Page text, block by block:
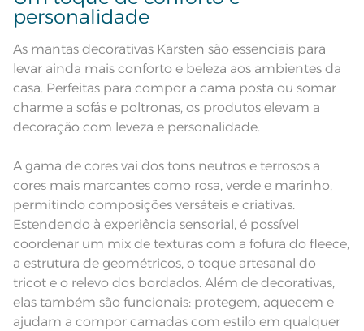
Acabamento emoldurado
Poliamida
Cor Naval
Itens Inclusos 1 Manta
Acabamento Tinto
Instruções de Lavagem
Lavação a 60ºC; Proibido alvejar;
Secar em tambor com
temperatura maxima de 60ºC;
Ferro de passar com temperatura
maxima de 150ºC; Proibido lavar a
seco
Observações
Pode haver pequena variação de
cor, de acordo com a configuração
e modelo do monitor ou do
aparelho celular. Consultar a cor
nas especificações técnicas do
Não lave cores claras e cores escuras no mesmo
ciclo;
Lave as peças no ciclo leve, suave ou delicado de
sua lavadora;
Enxágue as peças com bastante água;
Utilize a quantidade mínima de amaciante e sabão;
Leia atentamente as instruções na etiqueta.
personalidade
As mantas decorativas Karsten são essenciais para
levar ainda mais conforto e beleza aos ambientes da
casa. Perfeitas para compor a cama posta ou somar
charme a sofás e poltronas, os produtos elevam a
decoração com leveza e personalidade.
A gama de cores vai dos tons neutros e terrosos a
cores mais marcantes como rosa, verde e marinho,
permitindo composições versáteis e criativas.
Estendendo à experiência sensorial, é possível
coordenar um mix de texturas com a fofura do fleece,
a estrutura de geométricos, o toque artesanal do
tricot e o relevo dos bordados. Além de decorativas,
elas também são funcionais: protegem, aquecem e
ajudam a compor camadas com estilo em qualquer